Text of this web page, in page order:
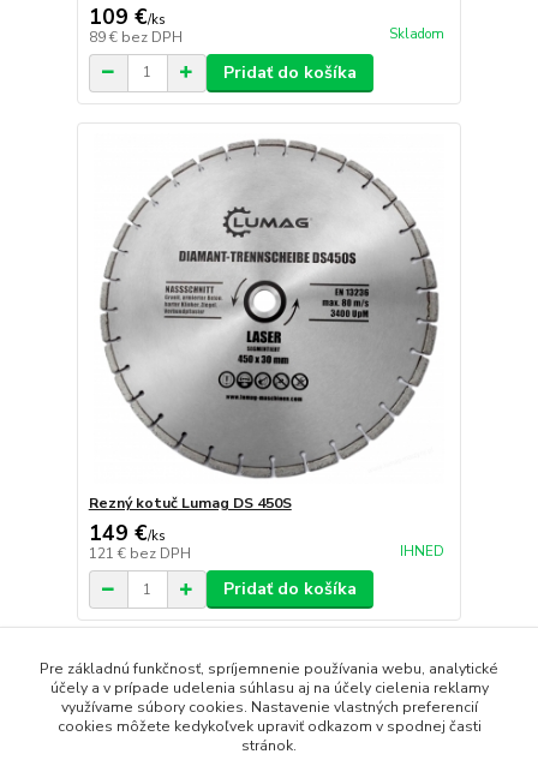
109 €/ks
89 € bez DPH Skladom
Pridať do košíka
Rezný kotuč Lumag DS 450S
149 €/ks
121 € bez DPH IHNED
Pridať do košíka
strana z 1
Pre základnú funkčnosť, spríjemnenie používania webu, analytické
účely a v prípade udelenia súhlasu aj na účely cielenia reklamy
využívame súbory cookies. Nastavenie vlastných preferencií
cookies môžete kedykoľvek upraviť odkazom v spodnej časti
stránok.